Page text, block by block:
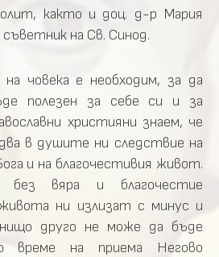
както и доц. д-р Мария
на Св. Синод.
човека е необходим, за да
полезен за себе си и за
християни знаем, че
в душите ни следствие на
и на благочестивия живот.
вяра и благочестие
ни излизат с минус и
друго не може да бъде
време на приема Негово